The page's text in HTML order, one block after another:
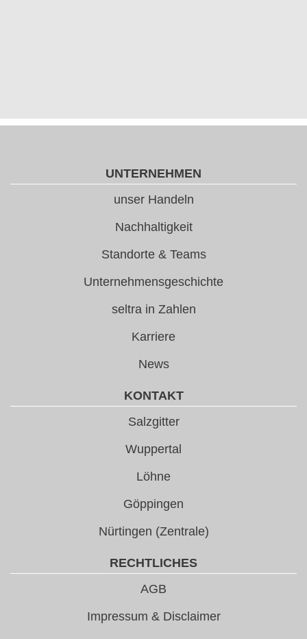
UNTERNEHMEN
unser Handeln
Nachhaltigkeit
Standorte & Teams
Unternehmensgeschichte
seltra in Zahlen
Karriere
News
KONTAKT
Salzgitter
Wuppertal
Löhne
Göppingen
Nürtingen (Zentrale)
RECHTLICHES
AGB
Impressum & Disclaimer